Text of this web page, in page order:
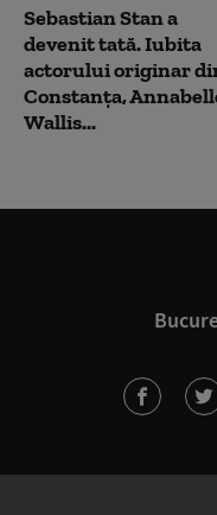
Sebastian Stan a
devenit tată. Iubita
actorului originar
Constanța,
Wallis...